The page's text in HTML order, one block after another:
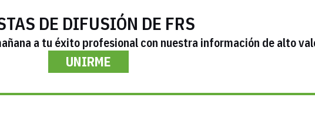
DE DIFUSIÓN DE FRS
a tu éxito profesional con nuestra información de alto
UNIRME